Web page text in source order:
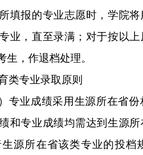
填报的专业志愿时，学院
业，直至录满；对于按以
，作退档处理。
类专业录取原则
专业成绩采用生源所在省
和专业成绩均需达到生源
源所在省该类专业的投档